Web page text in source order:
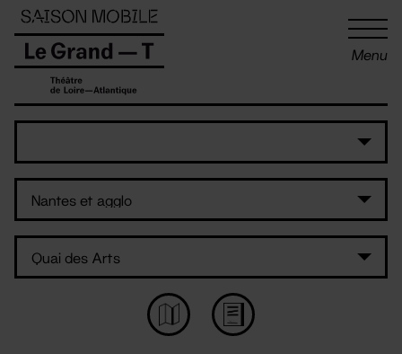
Menu
Panneau de gestion des cookies